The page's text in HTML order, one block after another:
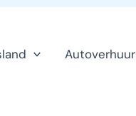
Autoverhuur